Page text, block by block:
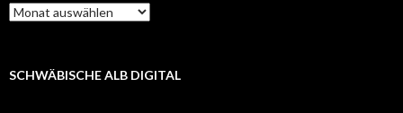
Kalendarische
Übersicht
SCHWÄBISCHE ALB DIGITAL